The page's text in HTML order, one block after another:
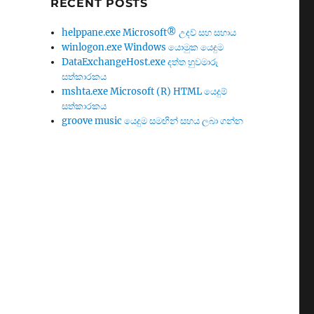
RECENT POSTS
helppane.exe Microsoft® උදව් සහ සහාය
winlogon.exe Windows යොමුක යෙදුම
DataExchangeHost.exe දත්ත හුවමාරු
සත්කාරකය
mshta.exe Microsoft (R) HTML යෙදුම්
සත්කාරකය
groove music යෙදුම සමඟින් සහය ලබා ගන්න